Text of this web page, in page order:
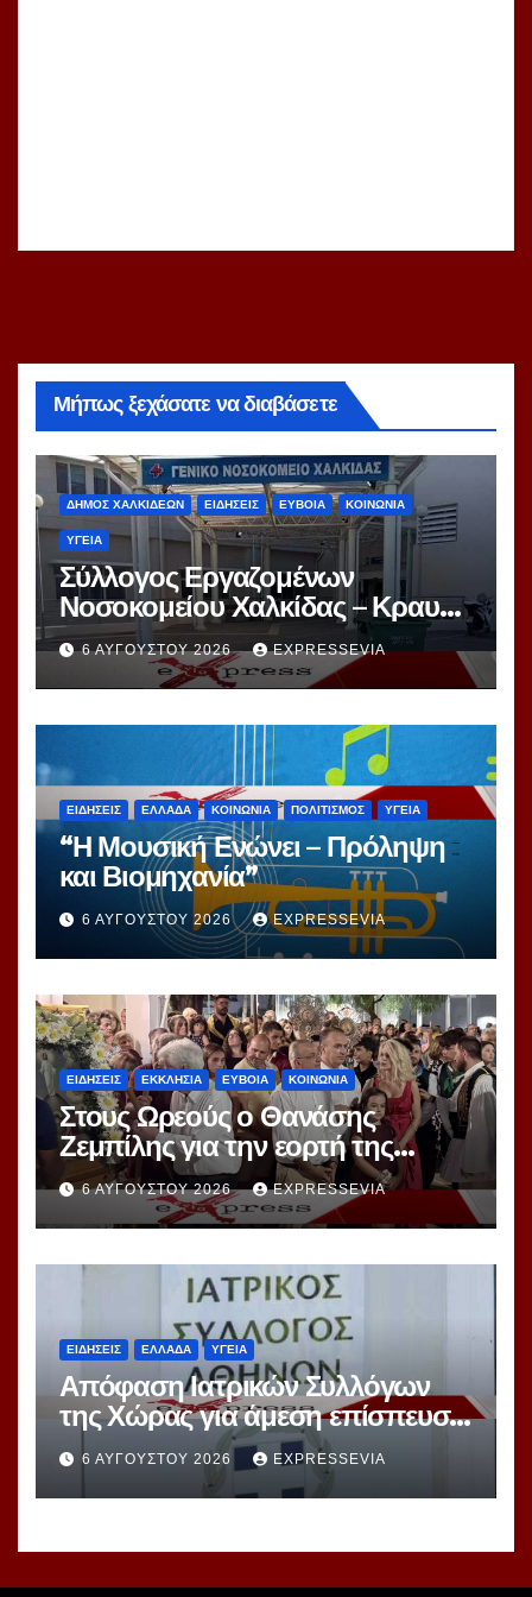
Μήπως ξεχάσατε να διαβάσετε
ΔΗΜΟΣ ΧΑΛΚΙΔΕΩΝ ΕΙΔΗΣΕΙΣ ΕΥΒΟΙΑ ΚΟΙΝΩΝΙΑ
ΥΓΕΙΑ
Σύλλογος Εργαζομένων
Νοσοκομείου Χαλκίδας – Κραυγή
Αγωνίας
6 ΑΥΓΟΎΣΤΟΥ 2026 EXPRESSEVIA
ΕΙΔΗΣΕΙΣ ΕΛΛΑΔΑ ΚΟΙΝΩΝΙΑ ΠΟΛΙΤΙΣΜΟΣ ΥΓΕΙΑ
“Η Μουσική Ενώνει – Πρόληψη
και Βιομηχανία”
6 ΑΥΓΟΎΣΤΟΥ 2026 EXPRESSEVIA
ΕΙΔΗΣΕΙΣ ΕΚΚΛΗΣΙΑ ΕΥΒΟΙΑ ΚΟΙΝΩΝΙΑ
Στους Ωρεούς ο Θανάσης
Ζεμπίλης για την εορτή της
Μεταμορφώσεως Σωτήρος
6 ΑΥΓΟΎΣΤΟΥ 2026 EXPRESSEVIA
ΕΙΔΗΣΕΙΣ ΕΛΛΑΔΑ ΥΓΕΙΑ
Απόφαση Ιατρικών Συλλόγων
της Χώρας για άμεση επίσπευση
Διαδικασιών Εκλογών
6 ΑΥΓΟΎΣΤΟΥ 2026 EXPRESSEVIA